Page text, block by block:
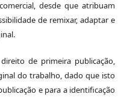
desde que atribuam
de remixar, adaptar e
de primeira publicação,
do trabalho, dado que isto
e para a identificação